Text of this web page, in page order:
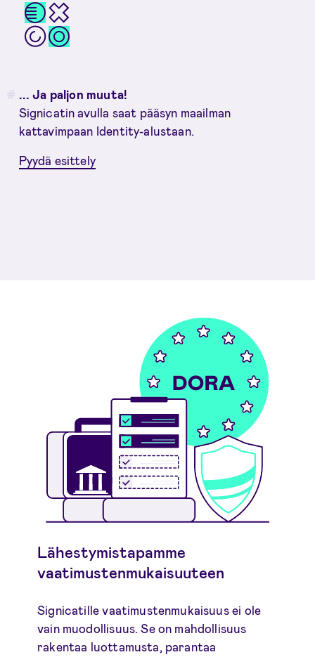
... Ja paljon muuta!
Signicatin avulla saat pääsyn maailman
kattavimpaan Identity-alustaan.
Pyydä esittely
Lähestymistapamme
vaatimustenmukaisuuteen
Signicatille vaatimustenmukaisuus ei ole
vain muodollisuus. Se on mahdollisuus
rakentaa luottamusta, parantaa